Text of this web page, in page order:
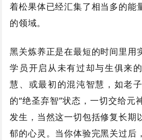
着松果体已经汇集了相当多的能
的领域。
黑关炼养正是在最短的时间里用
学员开启从未有过却与生俱来
慧、或最初的混沌智慧，如老
的“绝圣弃智”状态，一切交给元
发生，当然这一切包括修复长期
郁的心灵。当你体验完黑关过后